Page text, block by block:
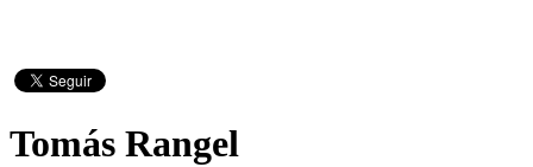
Tomás Rangel